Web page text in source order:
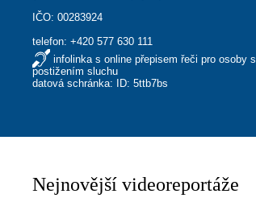
IČO: 00283924
telefon:+420 577 630 111
infolinka s online přepisem řeči pro osoby s
postižením sluchu
datová schránka: ID: 5ttb7bs
Nejnovější videoreportáže